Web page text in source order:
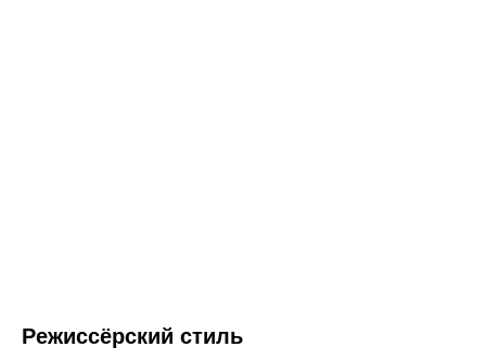
Режиссёрский стиль